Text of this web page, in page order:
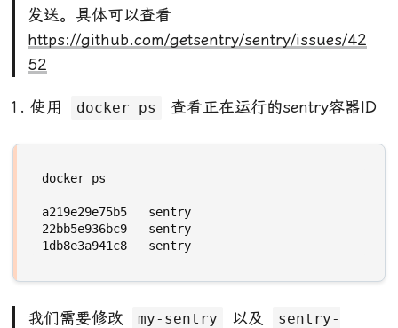
发送。具体可以查看
https://github.com/getsentry/sentry/issues/42
52
使用 docker ps 查看正在运行的sentry容器ID
a219e29e75b5
22bb5e936bc9
1db8e3a941c8
我们需要修改 my-sentry 以及
sentry-